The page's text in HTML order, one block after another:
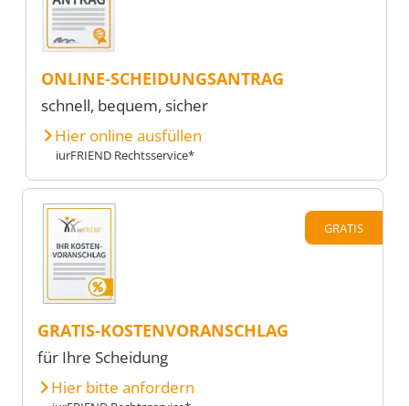
ONLINE-SCHEIDUNGSANTRAG
schnell, bequem, sicher
Hier online ausfüllen
iurFRIEND Rechtsservice*
GRATIS
GRATIS-KOSTENVORANSCHLAG
für Ihre Scheidung
Hier bitte anfordern